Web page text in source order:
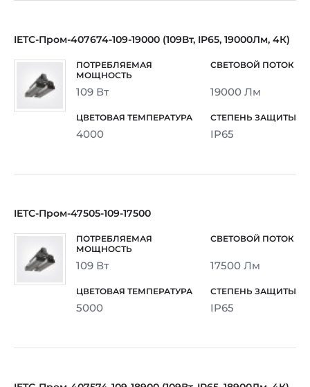
IETC-Пром-407674-109-19000 (109Вт, IP65, 19000Лм, 4К)
109 Вт 19000 Лм
4000 IP65
IETC-Пром-47505-109-17500
109 Вт 17500 Лм
5000 IP65